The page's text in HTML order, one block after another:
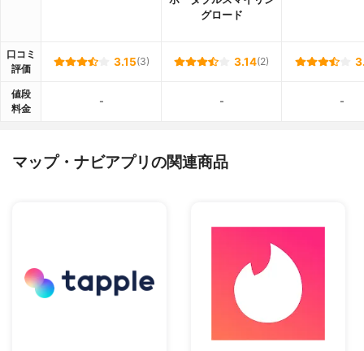
グロード
口コミ
評価
3.15(3) 3.14(2)
値段
料金
- - -
マップ・ナビアプリの関連商品